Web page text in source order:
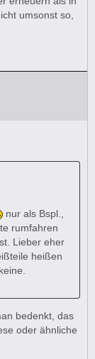
umsonst so,
nur als Bspl.,
rumfahren
Lieber eher
heißen
bedenkt, das
oder ähnliche